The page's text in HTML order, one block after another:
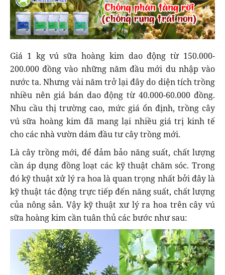
Giá 1 kg vú sữa hoàng kim dao động từ 150.000-
200.000 đồng vào những năm đầu mới du nhập vào
nước ta. Nhưng vài năm trở lại đây do diện tích trồng
nhiều nên giá bán dao động từ 40.000-60.000 đồng.
Nhu cầu thị trường cao, mức giá ổn định, trồng cây
vú sữa hoàng kim đã mang lại nhiều giá trị kinh tế
cho các nhà vườn dám đầu tư cây trồng mới.
Là cây trồng mới, để đảm bảo năng suất, chất lượng
cần áp dụng đồng loạt các kỹ thuật chăm sóc. Trong
đó kỹ thuật xử lý ra hoa là quan trọng nhất bởi đây là
kỹ thuật tác động trực tiếp đến năng suất, chất lượng
của nông sản. Vậy kỹ thuật xư lý ra hoa trên cây vú
sữa hoàng kim cần tuân thủ các bước như sau: